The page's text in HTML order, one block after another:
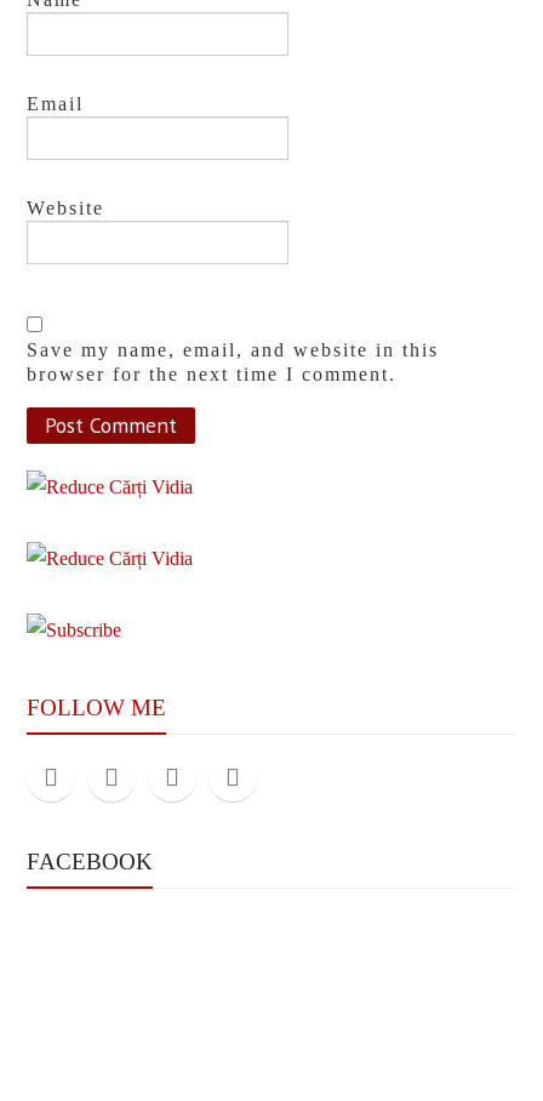
2015
Email
Website
Save my name, email, and website in this
browser for the next time I comment.
FOLLOW ME
FACEBOOK